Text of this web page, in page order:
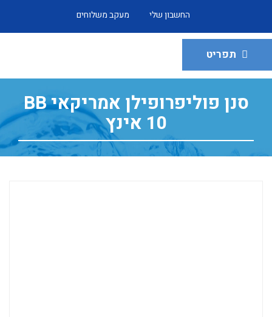
החשבון שלי מעקב משלוחים
סנן פוליפרופילן אמריקאי BB
10 אינץ